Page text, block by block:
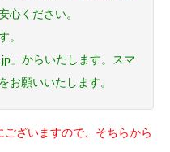
心ください。
。
」からいたします。スマ
お願いいたします。
ざいますので、そちらから